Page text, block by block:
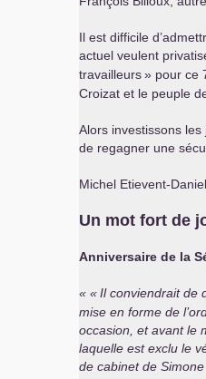
Il est difficile
actuel veulent
travailleurs» pour ce
Croizat et le peuple
Alors investissons
de regagner une
Michel Etievent-
Un mot fort de
Anniversaire de la
«Il conviendrait de
mise en forme de
occasion, et avant le
laquelle est exclu le
de cabinet de Simone